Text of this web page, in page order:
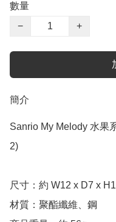
數量
−
+
簡介
Sanrio My Melody 水果
2)
尺寸：約 W12 x D7 x
材質：聚酯纖維、鋼